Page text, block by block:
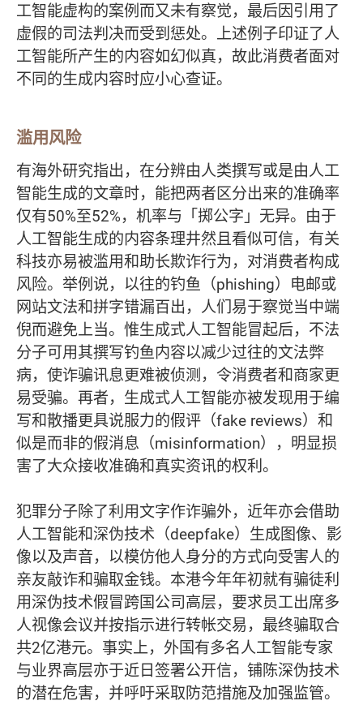
工智能虚构的案例而又未有察觉，最后因引用了
虚假的司法判决而受到惩处。上述例子印证了人
工智能所产生的内容如幻似真，故此消费者面对
不同的生成内容时应小心查证。
滥用风险
有海外研究指出，在分辨由人类撰写或是由人工
智能生成的文章时，能把两者区分出来的准确率
仅有50%至52%，机率与「掷公字」无异。由于
人工智能生成的内容条理井然且看似可信，有关
科技亦易被滥用和助长欺诈行为，对消费者构成
风险。举例说，以往的钓鱼（phishing）电邮或
网站文法和拼字错漏百出，人们易于察觉当中端
倪而避免上当。惟生成式人工智能冒起后，不法
分子可用其撰写钓鱼内容以减少过往的文法弊
病，使诈骗讯息更难被侦测，令消费者和商家更
易受骗。再者，生成式人工智能亦被发现用于编
写和散播更具说服力的假评（fake reviews）和
似是而非的假消息（misinformation），明显损
害了大众接收准确和真实资讯的权利。
犯罪分子除了利用文字作诈骗外，近年亦会借助
人工智能和深伪技术（deepfake）生成图像、影
像以及声音，以模仿他人身分的方式向受害人的
亲友敲诈和骗取金钱。本港今年年初就有骗徒利
用深伪技术假冒跨国公司高层，要求员工出席多
人视像会议并按指示进行转帐交易，最终骗取合
共2亿港元。事实上，外国有多名人工智能专家
与业界高层亦于近日签署公开信，铺陈深伪技术
的潜在危害，并呼吁采取防范措施及加强监管。